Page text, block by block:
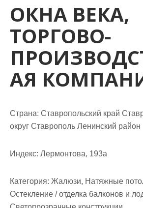
ОКНА ВЕКА,
ТОРГОВО-
АЯ
Страна: Ставропольский край
округ Ставрополь Ленинский район
Индекс: Лермонтова, 193а
Категория: Жалюзи, Натяжные
Остекление / отделка балконов и